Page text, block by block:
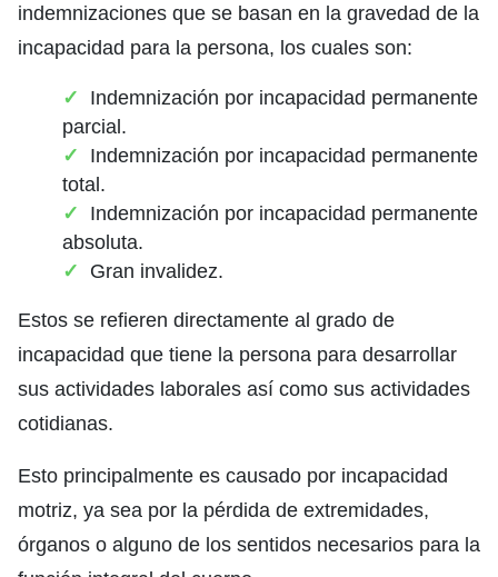
indemnizaciones que se basan en la gravedad de la
incapacidad para la persona, los cuales son:
Indemnización por incapacidad permanente
parcial.
Indemnización por incapacidad permanente
total.
Indemnización por incapacidad permanente
absoluta.
Gran invalidez.
Estos se refieren directamente al grado de
incapacidad que tiene la persona para desarrollar
sus actividades laborales así como sus actividades
cotidianas.
Esto principalmente es causado por incapacidad
motriz, ya sea por la pérdida de extremidades,
órganos o alguno de los sentidos necesarios para la